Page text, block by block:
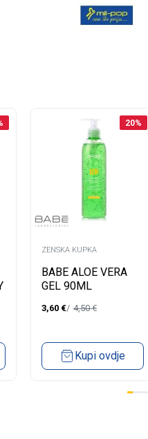
20%
ZENSKA KUPKA
BABE ALOE VERA
GEL 90ML
3,60 € 4,50€
Kupi ovdje